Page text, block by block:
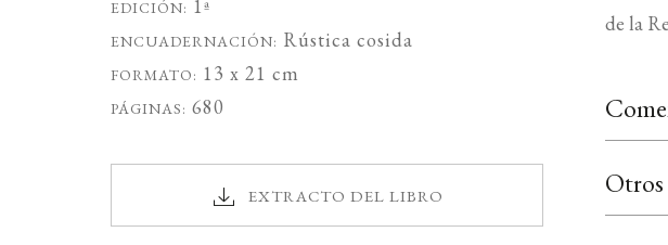
EDICIÓN: 1ª
ENCUADERNACIÓN: Rústica cosida
FORMATO: 13 x 21 cm
PÁGINAS: 680
EXTRACTO DEL LIBRO
de la
Otros